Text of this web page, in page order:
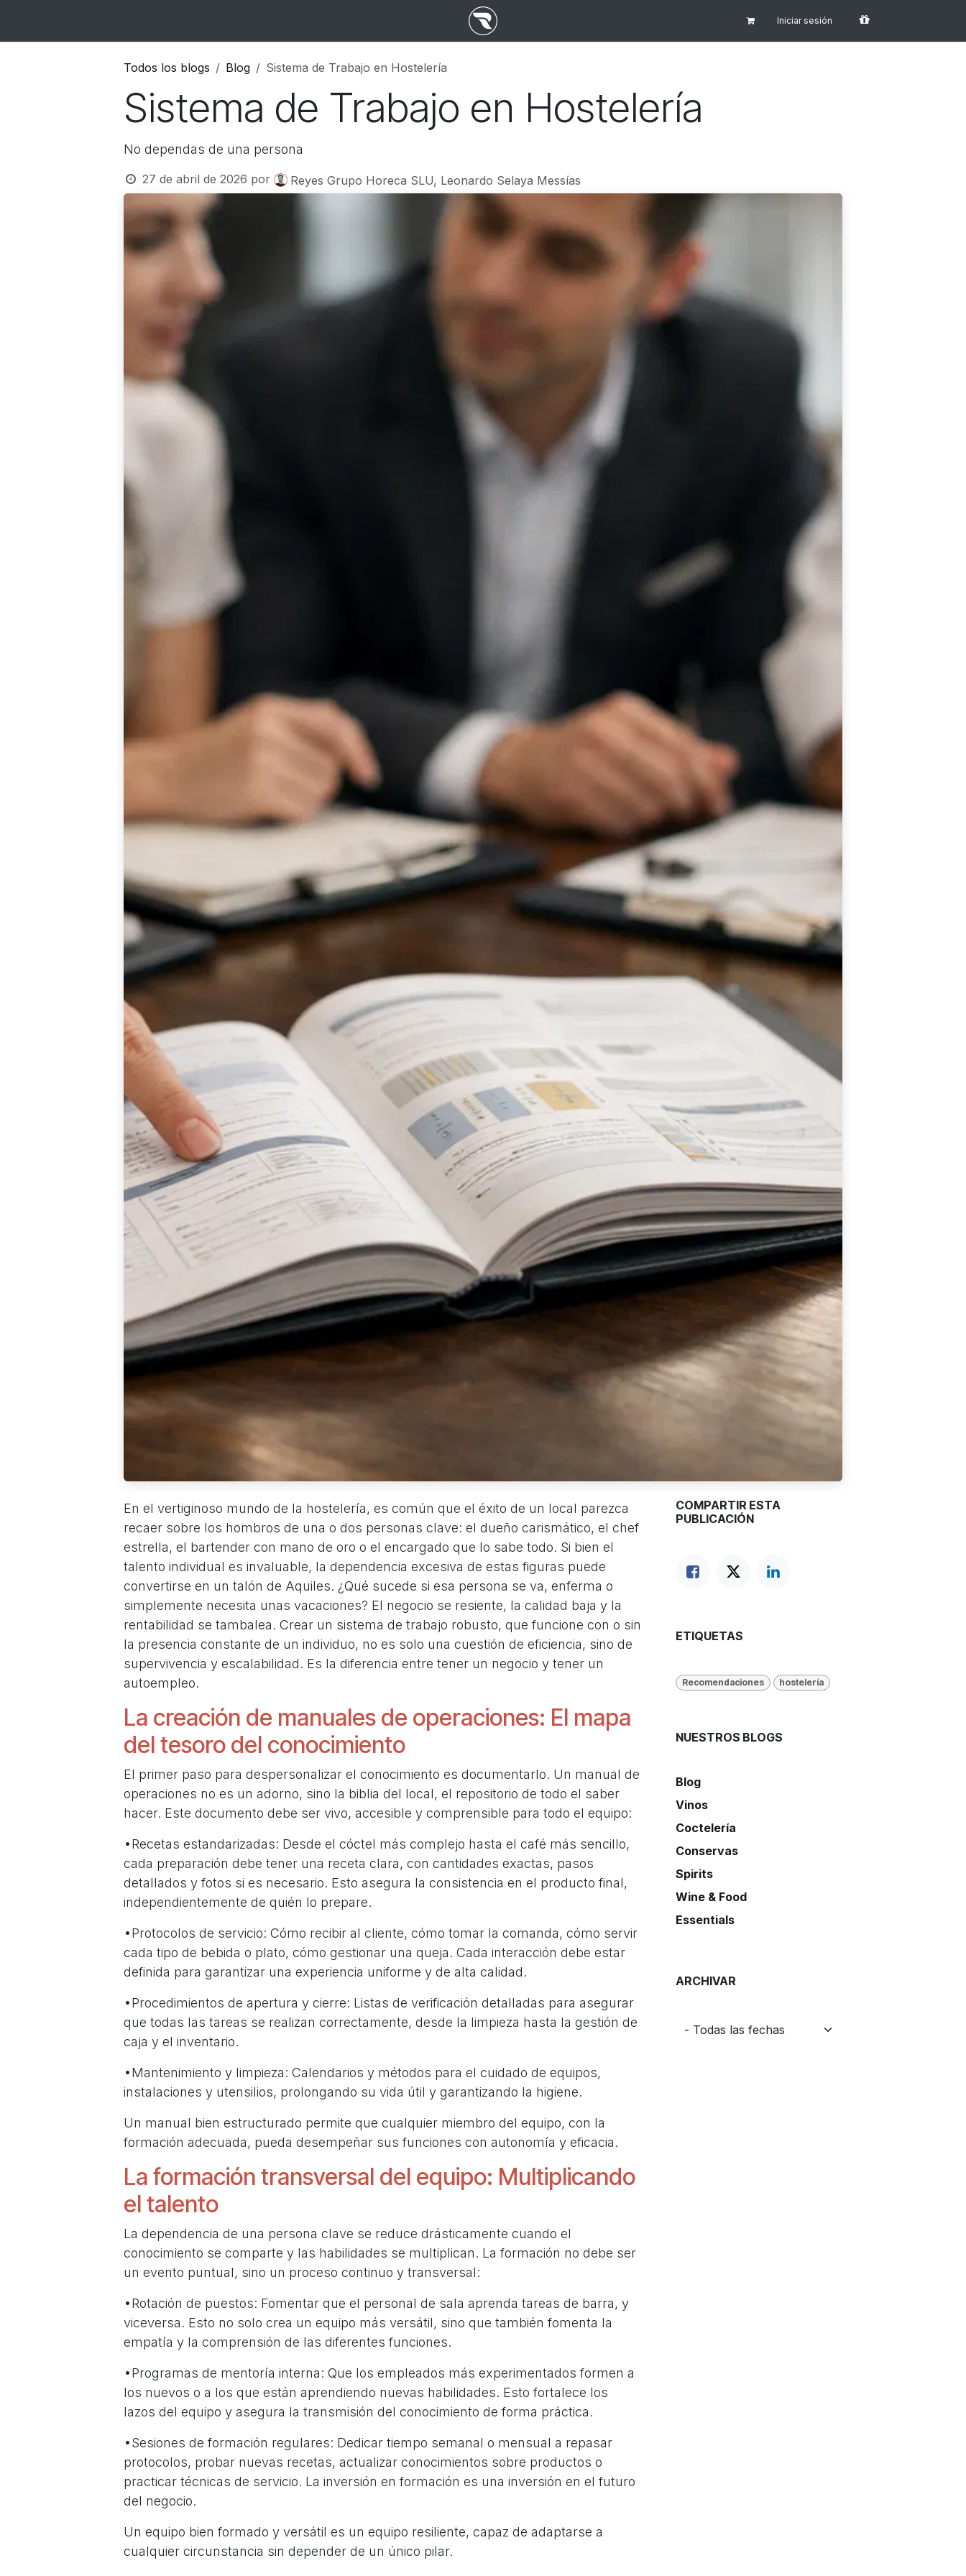
Iniciar sesión
Todos los blogs Blog Sistema de Trabajo en Hostelería
Sistema de Trabajo en Hostelería
No dependas de una persona
27 de abril de 2026 por Reyes Grupo Horeca SLU, Leonardo Selaya Messías
En el vertiginoso mundo de la hostelería, es común que el éxito de un local parezca
recaer sobre los hombros de una o dos personas clave: el dueño carismático, el chef
estrella, el bartender con mano de oro o el encargado que lo sabe todo. Si bien el
talento individual es invaluable, la dependencia excesiva de estas figuras puede
convertirse en un talón de Aquiles. ¿Qué sucede si esa persona se va, enferma o
simplemente necesita unas vacaciones? El negocio se resiente, la calidad baja y la
rentabilidad se tambalea. Crear un sistema de trabajo robusto, que funcione con o sin
la presencia constante de un individuo, no es solo una cuestión de eficiencia, sino de
supervivencia y escalabilidad. Es la diferencia entre tener un negocio y tener un
autoempleo.
La creación de manuales de operaciones: El mapa
del tesoro del conocimiento
El primer paso para despersonalizar el conocimiento es documentarlo. Un manual de
operaciones no es un adorno, sino la biblia del local, el repositorio de todo el saber
hacer. Este documento debe ser vivo, accesible y comprensible para todo el equipo:
•Recetas estandarizadas: Desde el cóctel más complejo hasta el café más sencillo,
cada preparación debe tener una receta clara, con cantidades exactas, pasos
detallados y fotos si es necesario. Esto asegura la consistencia en el producto final,
independientemente de quién lo prepare.
•Protocolos de servicio: Cómo recibir al cliente, cómo tomar la comanda, cómo servir
cada tipo de bebida o plato, cómo gestionar una queja. Cada interacción debe estar
definida para garantizar una experiencia uniforme y de alta calidad.
•Procedimientos de apertura y cierre: Listas de verificación detalladas para asegurar
que todas las tareas se realizan correctamente, desde la limpieza hasta la gestión de
caja y el inventario.
•Mantenimiento y limpieza: Calendarios y métodos para el cuidado de equipos,
instalaciones y utensilios, prolongando su vida útil y garantizando la higiene.
Un manual bien estructurado permite que cualquier miembro del equipo, con la
formación adecuada, pueda desempeñar sus funciones con autonomía y eficacia.
La formación transversal del equipo: Multiplicando
el talento
La dependencia de una persona clave se reduce drásticamente cuando el
conocimiento se comparte y las habilidades se multiplican. La formación no debe ser
un evento puntual, sino un proceso continuo y transversal:
•Rotación de puestos: Fomentar que el personal de sala aprenda tareas de barra, y
viceversa. Esto no solo crea un equipo más versátil, sino que también fomenta la
empatía y la comprensión de las diferentes funciones.
•Programas de mentoría interna: Que los empleados más experimentados formen a
los nuevos o a los que están aprendiendo nuevas habilidades. Esto fortalece los
lazos del equipo y asegura la transmisión del conocimiento de forma práctica.
•Sesiones de formación regulares: Dedicar tiempo semanal o mensual a repasar
protocolos, probar nuevas recetas, actualizar conocimientos sobre productos o
practicar técnicas de servicio. La inversión en formación es una inversión en el futuro
del negocio.
Un equipo bien formado y versátil es un equipo resiliente, capaz de adaptarse a
cualquier circunstancia sin depender de un único pilar.
COMPARTIR ESTA
PUBLICACIÓN
ETIQUETAS
Recomendaciones hostelería
NUESTROS BLOGS
Blog
Vinos
Coctelería
Conservas
Spirits
Wine & Food
Essentials
ARCHIVAR